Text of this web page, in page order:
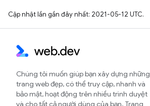
Cập nhật lần gần đây nhất: 2021-05-12 UTC.
Chúng tôi muốn giúp bạn xây dựng những
trang web đẹp, có thể truy cập, nhanh và
bảo mật, hoạt động trên nhiều trình duyệt
và cho tất cả người dùng của bạn. Trang